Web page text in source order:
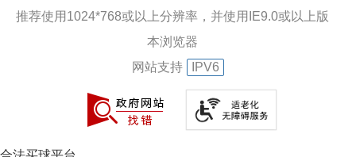
推荐使用1024*768或以上分辨率，并使用IE9.0或以上版
本浏览器
网站支持
IPV6